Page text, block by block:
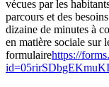
vécues par les
parcours et des
dizaine de minutes à
en matière sociale sur
formulairehttps://